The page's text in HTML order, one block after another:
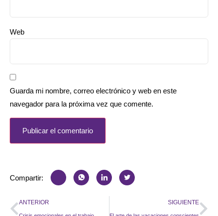
Web
Guarda mi nombre, correo electrónico y web en este
navegador para la próxima vez que comente.
Compartir:
ANTERIOR SIGUIENTE